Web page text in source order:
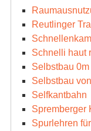
Reutlinger
Schnelli haut
Selbstbau
Selbstbau
Selfkantbahn
Spremberger
Spurlehren